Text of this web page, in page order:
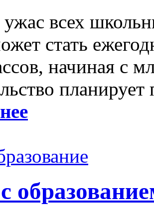
ужас всех
стать
начиная с
планирует